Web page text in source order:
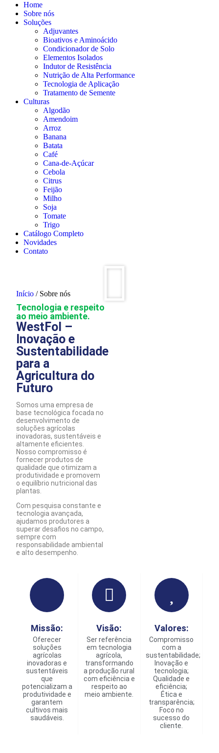
Home
Sobre nós
Soluções
Adjuvantes
Bioativos e Aminoácido
Condicionador de Solo
Elementos Isolados
Indutor de Resistência
Nutrição de Alta Performance
Tecnologia de Aplicação
Tratamento de Semente
Culturas
Algodão
Amendoim
Arroz
Banana
Batata
Café
Cana-de-Açúcar
Cebola
Citrus
Feijão
Milho
Soja
Tomate
Trigo
Catálogo Completo
Novidades
Contato
Início / Sobre nós
Tecnologia e respeito
ao meio ambiente.
WestFol –
Inovação e
Sustentabilidade
para a
Agricultura do
Futuro
Somos uma empresa de
base tecnológica focada no
desenvolvimento de
soluções agrícolas
inovadoras, sustentáveis e
altamente eficientes.
Nosso compromisso é
fornecer produtos de
qualidade que otimizam a
produtividade e promovem
o equilíbrio nutricional das
plantas.
Com pesquisa constante e
tecnologia avançada,
ajudamos produtores a
superar desafios no campo,
sempre com
responsabilidade ambiental
e alto desempenho.
Missão:
Oferecer
soluções
agrícolas
inovadoras e
sustentáveis
que
potencializam a
produtividade e
garantem
cultivos mais
saudáveis.
Visão:
Ser referência
em tecnologia
agrícola,
transformando
a produção rural
com eficiência e
respeito ao
meio ambiente.
Valores:
Compromisso
com a
sustentabilidade;
Inovação e
tecnologia;
Qualidade e
eficiência;
Ética e
transparência;
Foco no
sucesso do
cliente.